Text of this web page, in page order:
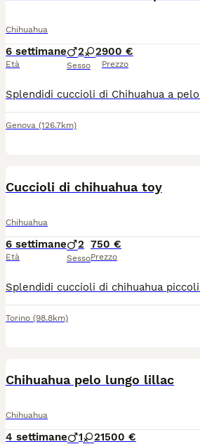
Chihuahua
6 settimane
Età
2 2
Sesso
900 €
Prezzo
Genova (126.7km)
Cuccioli di chihuahua toy
Chihuahua
6 settimane
Età
2
Sesso
750 €
Prezzo
Torino (98.8km)
Chihuahua pelo lungo lillac
Chihuahua
4 settimane 1 21500 €